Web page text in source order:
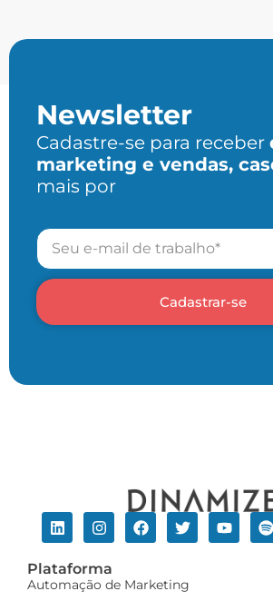
Newsletter
Cadastre-se para receber
marketing e vendas,
mais por
Cadastrar-se
Plataforma
Automação de Marketing